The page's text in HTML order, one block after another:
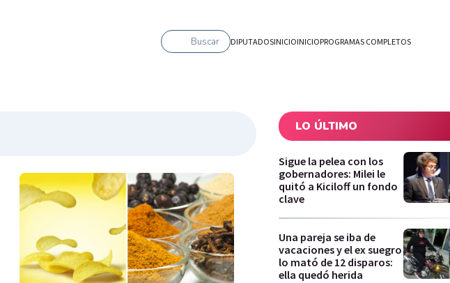
Buscar DIPUTADOSINICIOINICIOPROGRAMAS COMPLETOS
LO ÚLTIMO
Sigue la pelea con los
gobernadores: Milei le
quitó a Kiciloff un fondo
clave
Una pareja se iba de
vacaciones y el ex suegro
lo mató de 12 disparos:
ella quedó herida